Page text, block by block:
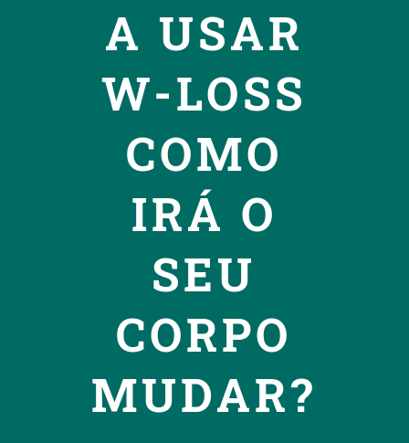
A USAR
W-LOSS
COMO
IRÁ O
SEU
CORPO
MUDAR?